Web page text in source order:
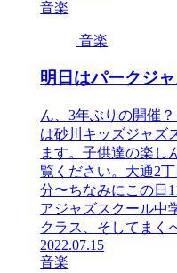
音楽
音楽
明日はパークジ
ん、3年ぶりの開催
は砂川キッズジャズ
ます。子供達の楽し
覧ください。大通2
分〜ちなみにこの日
アジャズスクール中
クラス、そしてまく
2022.07.15
音楽